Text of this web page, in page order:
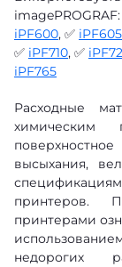
imagePROGRAF:
iPF600, ✅ iPF605
✅ iPF710, ✅
iPF765
Расходные
химическим
высыхания,
принтеров.
принтерами
недорогих